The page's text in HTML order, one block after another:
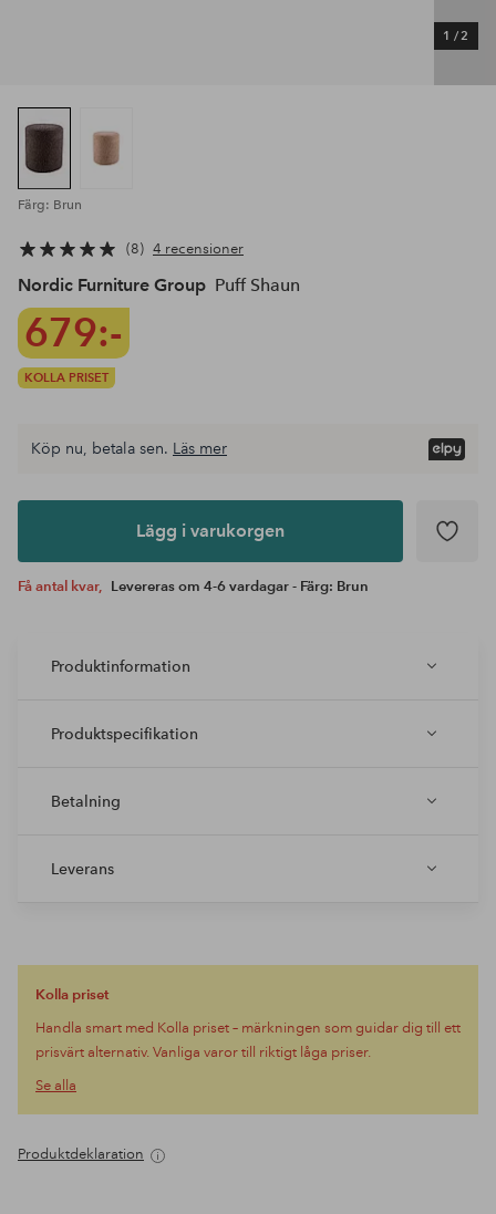
1 /2
Färg: Brun
8 4 recensioner
Nordic Furniture Group Puff Shaun
679:-
KOLLA PRISET
Lägg i
Köp nu, betala sen. Läs mer
Lägg i varukorgen
Få antal kvar, Levereras om 4-6 vardagar - Färg: Brun
Produktinformation
Produktspecifikation
Betalning
Leverans
Kolla priset
Handla smart med Kolla priset – märkningen som guidar dig till ett
prisvärt alternativ. Vanliga varor till riktigt låga priser.
Se alla
Produktdeklaration